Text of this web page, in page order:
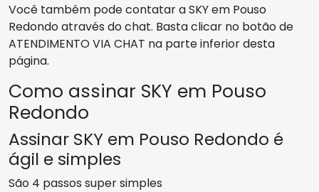
Você também pode contatar a SKY em Pouso
Redondo através do chat. Basta clicar no botão de
ATENDIMENTO VIA CHAT na parte inferior desta
página.
Como assinar SKY em Pouso
Redondo
Assinar SKY em Pouso Redondo é
ágil e simples
São 4 passos super simples